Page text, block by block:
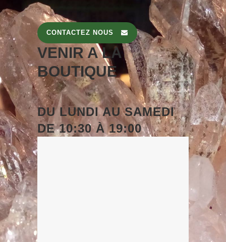
CONTACTEZ NOUS
VENIR A LA
BOUTIQUE
DULUNDIAUSAMEDI
DE10:30 À 19:00